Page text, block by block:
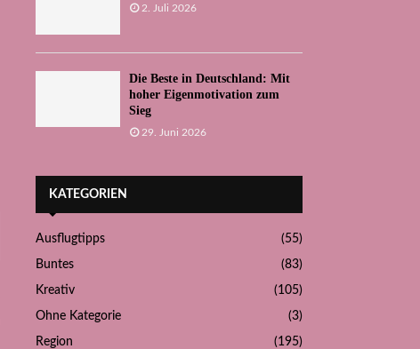
2. Juli 2026
Die Beste in Deutschland: Mit
hoher Eigenmotivation zum
Sieg
29. Juni 2026
KATEGORIEN
Ausflugtipps (55)
Buntes (83)
Kreativ (105)
Ohne Kategorie (3)
Region (195)